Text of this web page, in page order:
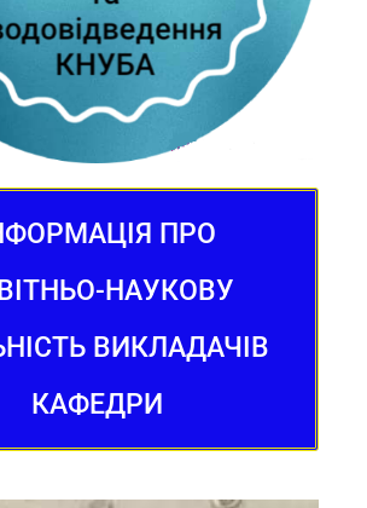
ПРО
НАУКОВУ
ВИКЛАДАЧІВ
КАФЕДРИ